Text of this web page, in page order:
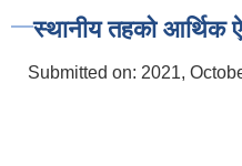
स्थानीय तहको आर्थिक
Submitted on: 2021,